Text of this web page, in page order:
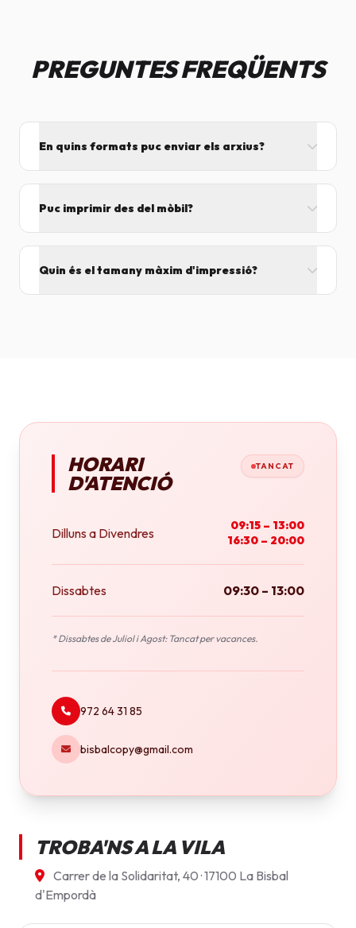
PREGUNTES FREQÜENTS
En quins formats puc enviar els arxius?
Word i Excel.
Puc imprimir des del mòbil?
Quin és el tamany màxim d'impressió?
HORARI
D'ATENCIÓ
TANCAT
Dilluns a Divendres
09:15 – 13:00
16:30 – 20:00
Dissabtes 09:30 – 13:00
* Dissabtes de Juliol i Agost: Tancat per vacances.
972 64 31 85
bisbalcopy@gmail.com
TROBA'NS A LA VILA
Carrer de la Solidaritat, 40 · 17100 La Bisbal
d'Empordà